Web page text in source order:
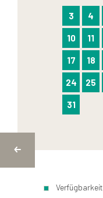
3 4
10 11
17 18
24 25
31
Verfügbarkeit